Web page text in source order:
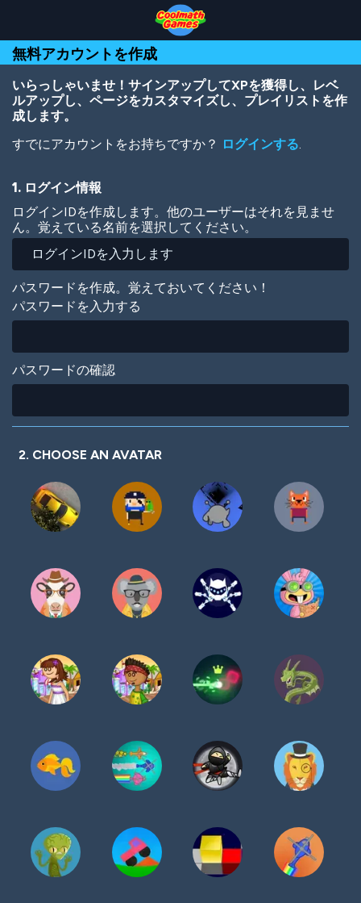
Top
of
Page
Navigation
Main
Content
Footer
ン
コ
ン
移
無料アカウントを作成
いらっしゃいませ！サインアップしてXPを獲得し、レベ
ルアップし、ページをカスタマイズし、プレイリストを作
成します。
すでにアカウントをお持ちですか？ ログインする.
1. ログイン情報
ログインIDを作成します。他のユーザーはそれを見ませ
ん。覚えている名前を選択してください。
パスワードを作成。覚えておいてください！
パスワードを入力する
パスワードの確認
2. CHOOSE AN AVATAR